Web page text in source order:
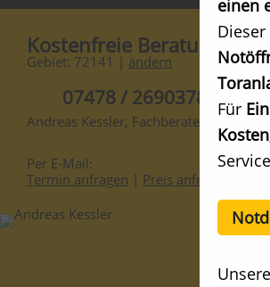
Kostenfreie Beratung
Gebiet: 72141 | ändern
07478 / 2690378
Andreas Kessler, Fachberater
Per E-Mail:
Termin anfragen | Preis anfragen
einen
Für